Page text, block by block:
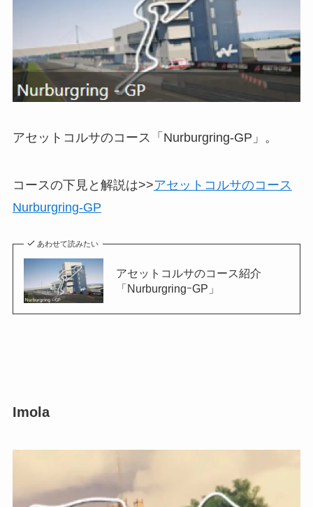
アセットコルサのコース「Nurburgring-GP」。
コースの下見と解説は>>アセットコルサのコース
Nurburgring-GP
あわせて読みたい
アセットコルサのコース紹介
「NurburgringｰGP」
Imola